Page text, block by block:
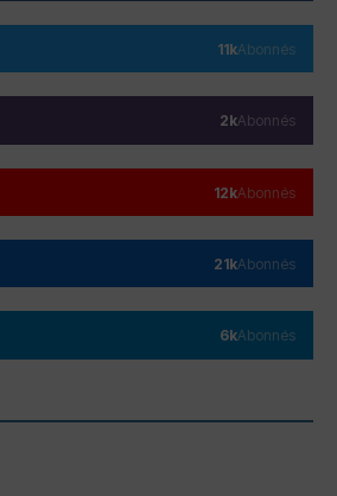
11kAbonnés
2kAbonnés
12kAbonnés
21kAbonnés
6kAbonnés